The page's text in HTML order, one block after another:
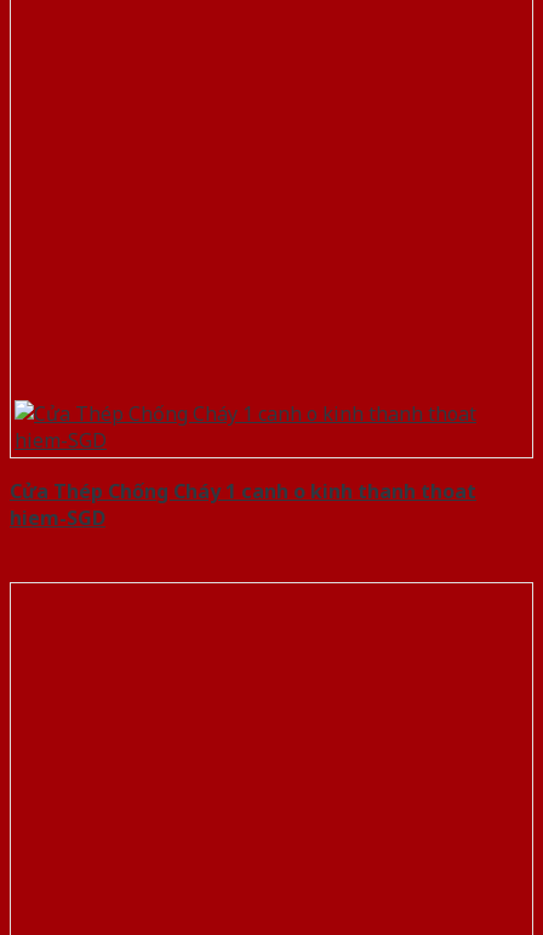
Cửa Thép Chống Cháy 1 canh o kinh thanh thoat
hiem-SGD